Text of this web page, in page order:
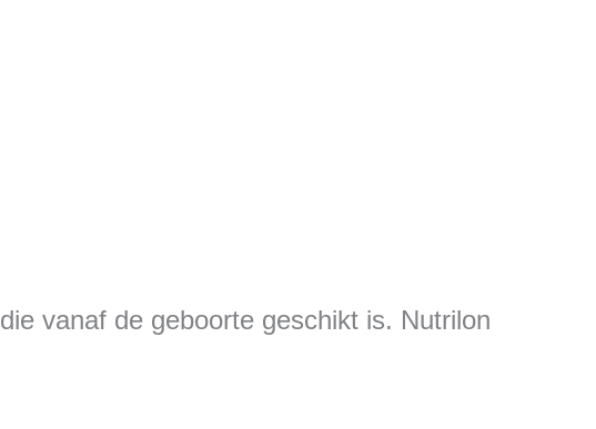
vanaf de geboorte geschikt is. Nutrilon